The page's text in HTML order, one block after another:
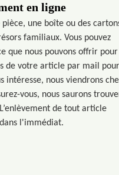
en ligne
une boîte ou des
familiaux. Vous pouvez
que nous pouvons offrir pour
de votre article par mail pour
intéresse, nous viendrons
vous, nous saurons
de tout article
l'immédiat.